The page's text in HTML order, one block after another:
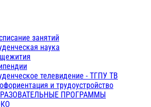
занятий
наука
телевидение - ТГПУ ТВ
и трудоустройство
ПРОГРАММЫ